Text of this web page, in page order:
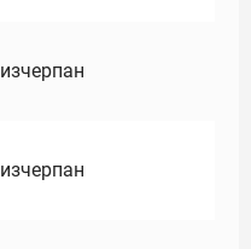
изчерпан
изчерпан